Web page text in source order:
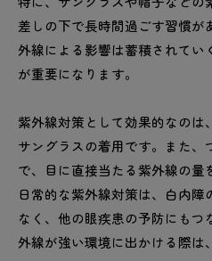
差しの下で長時間過ごす習慣
外線による影響は蓄積されて
が重要になります。
紫外線対策として効果的なのは
サングラスの着用です。また、
で、目に直接当たる紫外線の量
日常的な紫外線対策は、白内
なく、他の眼疾患の予防にも
外線が強い環境に出かける際は